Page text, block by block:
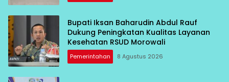
Bupati Iksan Baharudin Abdul Rauf
Dukung Peningkatan Kualitas Layanan
Kesehatan RSUD Morowali
Pemerintahan 8 Agustus 2026